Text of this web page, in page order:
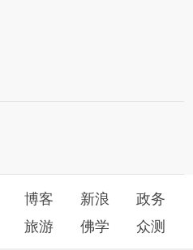
博客 新浪
政务
旅游 佛学 众测